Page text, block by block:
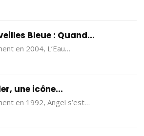
Bleue : Quand...
en 2004, L’Eau…
une icône...
en 1992, Angel s’est…